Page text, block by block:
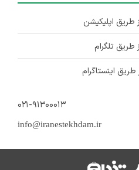
طریق اپلیکیشن
تلگرام
اینستاگرام
۰۲۱-۹۱۳۰۰۰۱۳
info@iranestekhdam.ir